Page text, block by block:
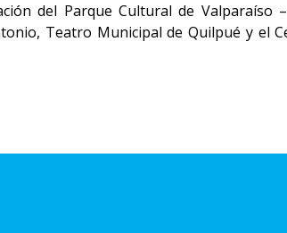
del Parque Cultural de Valparaíso
Teatro Municipal de Quilpué y el